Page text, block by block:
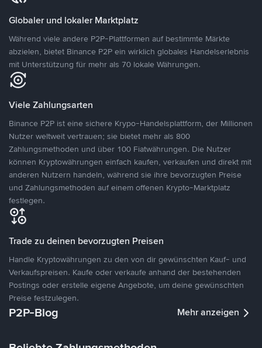
Globaler und lokaler Marktplatz
Während viele andere P2P-Plattformen auf bestimmte Märkte
abzielen, bietet Binance P2P ein wirklich globales Handelserlebnis
mit Unterstützung für mehr als 70 lokale Währungen.
Viele Zahlungsarten
Binance P2P ist eine sichere Krypo-Handelsplattform, der Millionen
Nutzer weltweit vertrauen; sie bietet mehr als 800
Zahlungsmethoden und über 100 Fiatwährungen. Die Nutzer
können Kryptowährungen einfach kaufen, verkaufen und direkt mit
anderen Nutzern handeln, während sie ihre bevorzugten Preise
und Zahlungsmethoden auf einem offenen Krypto-Marktplatz
festlegen.
Trade zu deinen bevorzugten Preisen
Handle Kryptowährungen zu den von dir gewünschten Kauf- und
Verkaufspreisen. Kaufe oder verkaufe anhand der bestehenden
Postings oder erstelle eigene Angebote, um deine gewünschten
Preise festzulegen.
P2P-Blog Mehr anzeigen